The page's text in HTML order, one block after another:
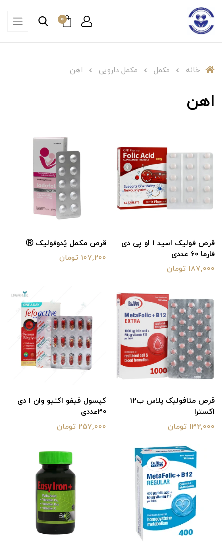
0
خانه مکمل مکمل دارویی اهن
اهن
قرص فولیک اسید 1 او پی دی
فارما 60 عددی
187,000 تومان
قرص مکمل یُدوفولیک Ⓡ
107,200 تومان
قرص متافولیک پلاس ب12
اکسترا
132,000 تومان
کپسول فیفو اکتیو وان ا دی
30عددی
257,000 تومان